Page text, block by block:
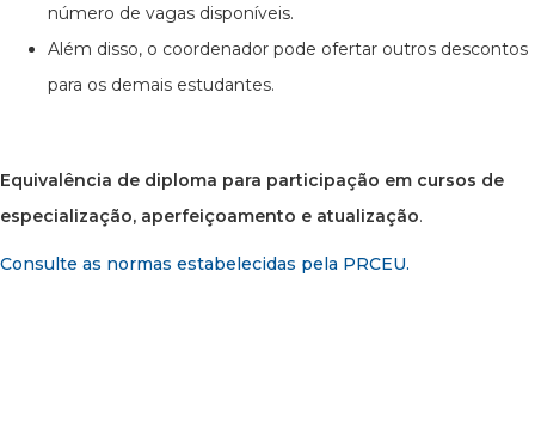
número de vagas disponíveis.
Além disso, o coordenador pode ofertar outros descontos
para os demais estudantes.
Equivalência de diploma para participação em cursos de
especialização, aperfeiçoamento e atualização.
Consulte as normas estabelecidas pela PRCEU.